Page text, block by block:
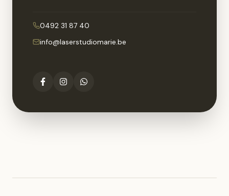
0492 31 87 40
info@laserstudiomarie.be